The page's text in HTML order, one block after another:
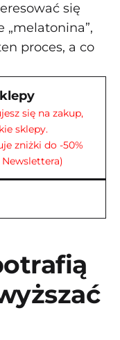
się
proces, a co
się na zakup,
sklepy.
zniżki do -50%